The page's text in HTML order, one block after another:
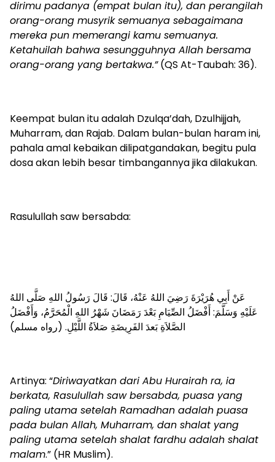
dirimu padanya (empat bulan itu), dan perangilah
orang-orang musyrik semuanya sebagaimana
mereka pun memerangi kamu semuanya.
Ketahuilah bahwa sesungguhnya Allah bersama
orang-orang yang bertakwa.”(QS At-Taubah: 36).
Keempat bulan itu adalah Dzulqa’dah, Dzulhijjah,
Muharram, dan Rajab. Dalam bulan-bulan haram ini,
pahala amal kebaikan dilipatgandakan, begitu pula
dosa akan lebih besar timbangannya jika dilakukan.
Rasulullah saw bersabda:
عَنْ أَبِي هُرَيْرَةَ رَضِيَ اللهُ عَنْهُ، قَالَ: قَالَ رَسُولُ اللهِ صَلَّى اللهُ
عَلَيْهِ وَسَلَّمَ: أَفْضَلُ الصِّيَامِ بَعْدَ رَمَضَانَ شَهْرُ اللهِ الْمُحَرَّمُ، وَأَفْضَلُ
الصَّلاَةِ بَعدَ الفَرِيضَةِ صَلاَةُ اللَّيْلِ. (رواه مسلم)
Artinya: “Diriwayatkan dari Abu Hurairah ra, ia
berkata, Rasulullah saw bersabda, puasa yang
paling utama setelah Ramadhan adalah puasa
pada bulan Allah, Muharram, dan shalat yang
paling utama setelah shalat fardhu adalah shalat
malam.” (HR Muslim).